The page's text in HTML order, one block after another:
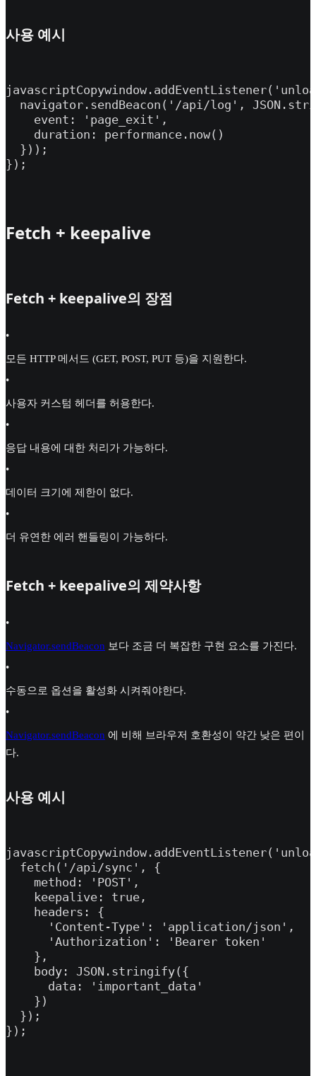
사용 예시
navigator.sendBeacon('/api/log',
    event: 'page_exit',
    duration: performance.now()
  }));
});
Fetch + keepalive
Fetch + keepalive의 장점
•
모든 HTTP 메서드 (GET, POST, PUT 등)을 지원한다.
•
사용자 커스텀 헤더를 허용한다.
•
응답 내용에 대한 처리가 가능하다.
•
데이터 크기에 제한이 없다.
•
더 유연한 에러 핸들링이 가능하다.
Fetch + keepalive의 제약사항
•
Navigator.sendBeacon 보다 조금 더 복잡한 구현 요소를 가진다.
•
수동으로 옵션을 활성화 시켜줘야한다.
•
Navigator.sendBeacon 에 비해 브라우저 호환성이 약간 낮은 편이
다.
사용 예시
  fetch('/api/sync', {
    method: 'POST',
    keepalive: true,
    headers: {
      'Content-Type': 'application/json',
      'Authorization': 'Bearer token'
    },
    body: JSON.stringify({
      data: 'important_data'
    })
  });
});